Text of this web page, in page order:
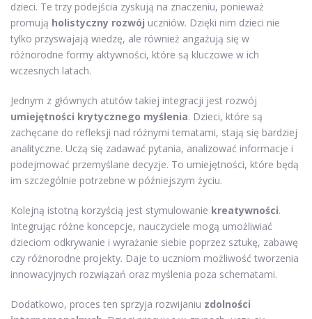
dzieci. Te trzy podejścia zyskują na znaczeniu, ponieważ
promują holistyczny rozwój uczniów. Dzięki nim dzieci nie
tylko przyswajają wiedzę, ale również angażują się w
różnorodne formy aktywności, które są kluczowe w ich
wczesnych latach.
Jednym z głównych atutów takiej integracji jest rozwój
umiejętności krytycznego myślenia. Dzieci, które są
zachęcane do refleksji nad różnymi tematami, stają się bardziej
analityczne. Uczą się zadawać pytania, analizować informacje i
podejmować przemyślane decyzje. To umiejętności, które będą
im szczególnie potrzebne w późniejszym życiu.
Kolejną istotną korzyścią jest stymulowanie kreatywności.
Integrując różne koncepcje, nauczyciele mogą umożliwiać
dzieciom odkrywanie i wyrażanie siebie poprzez sztukę, zabawę
czy różnorodne projekty. Daje to uczniom możliwość tworzenia
innowacyjnych rozwiązań oraz myślenia poza schematami.
Dodatkowo, proces ten sprzyja rozwijaniu zdolności